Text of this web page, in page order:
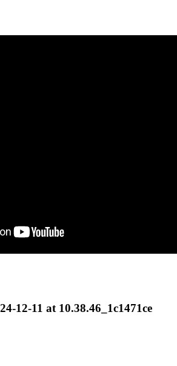
12-11 at 10.38.46_1c1471ce